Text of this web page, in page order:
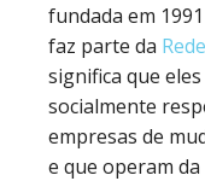
fundada em
faz parte da
significa que
socialmente
empresas de
e que operam